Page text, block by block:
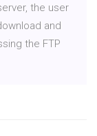
the user
and
the FTP